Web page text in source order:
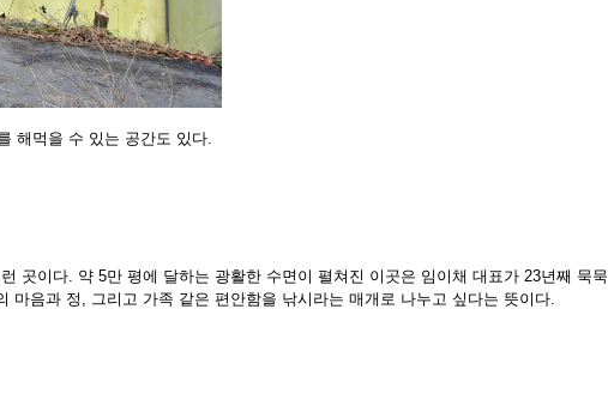
해먹을 수 있는 공간도 있다.
곳이다. 약 5만 평에 달하는 광활한 수면이 펼쳐진 이곳은 임이채 대표가 23년째 묵묵
마음과 정, 그리고 가족 같은 편안함을 낚시라는 매개로 나누고 싶다는 뜻이다.